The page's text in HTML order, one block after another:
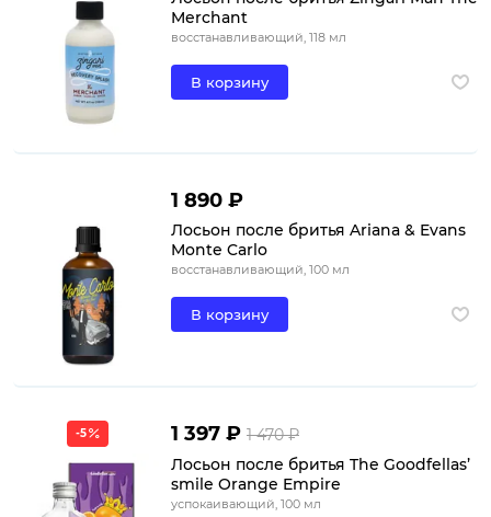
Merchant
восстанавливающий, 118 мл
В корзину
1 890 ₽
Лосьон после бритья Ariana & Evans
Monte Carlo
восстанавливающий, 100 мл
В корзину
-5 1 397 ₽ 1 470 ₽
Лосьон после бритья The Goodfellas’
smile Orange Empire
успокаивающий, 100 мл